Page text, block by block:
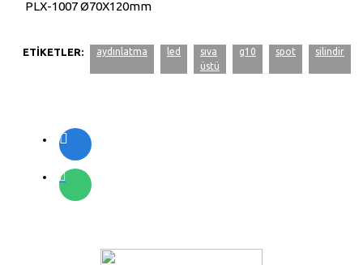
PLX-1007 Ø70X120mm
Aluminyum Gövde
Elektro Statik Toz boya
ETIKETLER: aydınlatma led
sıva
üstü
g10 spot silindir